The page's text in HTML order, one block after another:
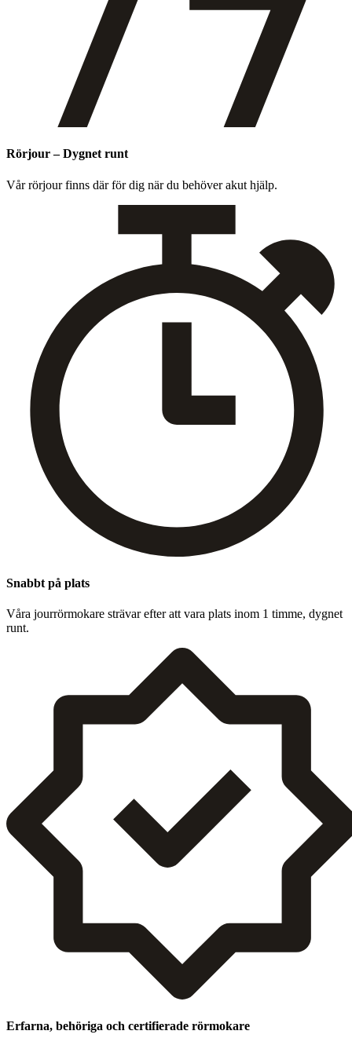
Rörjour – Dygnet runt
Vår rör­jour finns där för dig när du behöver akut hjälp.
Snabbt på plats
Våra jour­rörmokare strä­var efter att vara plats inom 1 timme, dygnet
runt.
Erfarna, behöriga och certifierade rörmokare